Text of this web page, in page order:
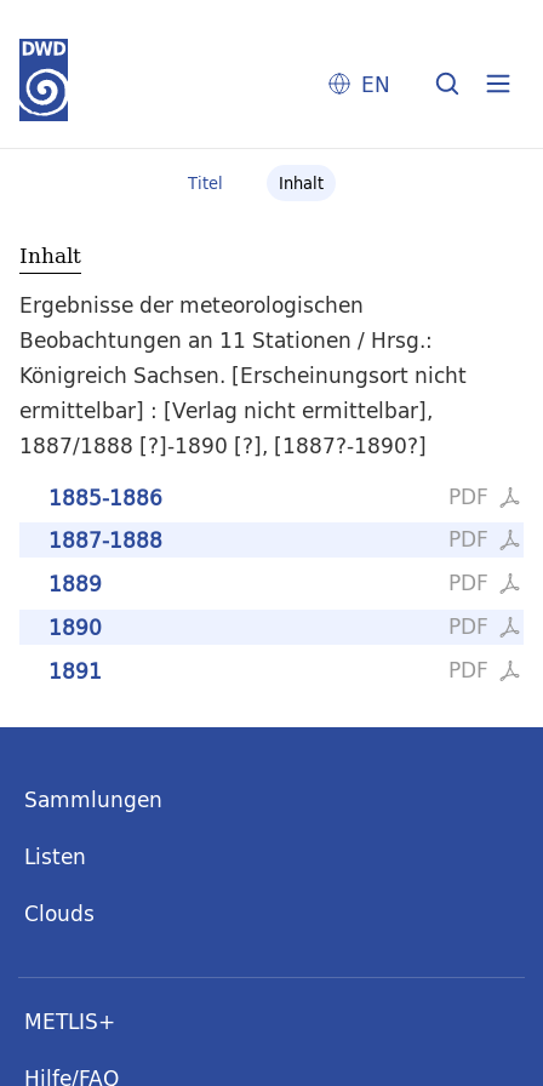
EN
Titel Inhalt
Inhalt
Ergebnisse der meteorologischen
Beobachtungen an 11 Stationen / Hrsg.:
Königreich Sachsen. [Erscheinungsort nicht
ermittelbar] : [Verlag nicht ermittelbar],
1887/1888 [?]-1890 [?], [1887?-1890?]
PDF
1885-1886
PDF
1887-1888
PDF
1889
PDF
1890
PDF
1891
Sammlungen
Listen
Clouds
METLIS+
Hilfe/FAQ